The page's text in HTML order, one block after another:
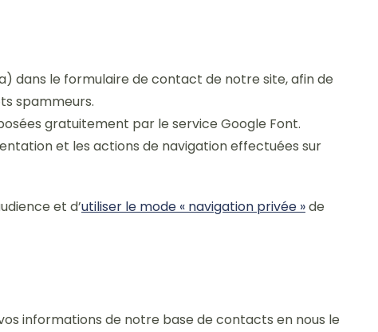
dans le formulaire de contact de notre site, afin de
spammeurs.
gratuitement par le service Google Font.
et les actions de navigation effectuées sur
et d’utiliser le mode « navigation privée »de
informations de notre base de contacts en nous le